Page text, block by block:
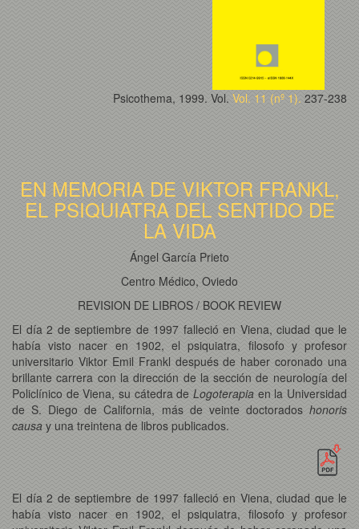
Psicothema, 1999. Vol. Vol. 11 (nº 1). 237-238
EN MEMORIA DE VIKTOR FRANKL,
EL PSIQUIATRA DEL SENTIDO DE
LA VIDA
Ángel García Prieto
Centro Médico, Oviedo
REVISION DE LIBROS / BOOK REVIEW
El día 2 de septiembre de 1997 falleció en Viena, ciudad que le
había visto nacer en 1902, el psiquiatra, filosofo y profesor
universitario Viktor Emil Frankl después de haber coronado una
brillante carrera con la dirección de la sección de neurología del
Policlínico de Viena, su cátedra de Logoterapia en la Universidad
de S. Diego de California, más de veinte doctorados honoris
causa y una treintena de libros publicados.
El día 2 de septiembre de 1997 falleció en Viena, ciudad que le
había visto nacer en 1902, el psiquiatra, filosofo y profesor